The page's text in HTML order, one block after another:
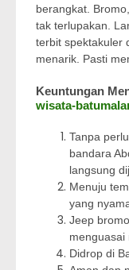
berangkat.
tak terlupakan.
terbit spektakuler
menarik. Pasti
Keuntungan
wisata-
Tanpa
bandara
langsung
Menuju
yang
Jeep
menguasai
Didrop di